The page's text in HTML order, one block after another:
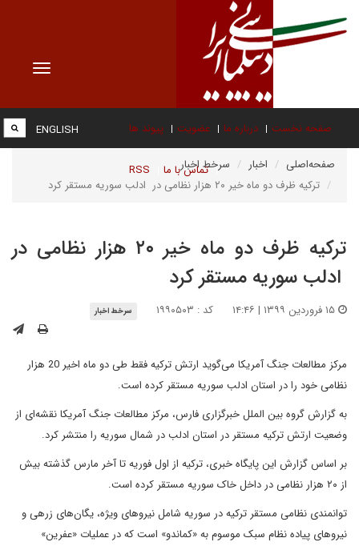
Toggle
صفحه نخست درباره ما عضویت پیوند ها
تماس با ما RSS
ENGLISH
صفحه‌اصلی اخبار
سرخط اخبار
ترکیه ظرف دو ماه خیر ۲۰ هزار نظامی در ادلب سوریه مستقر کرد
ترکیه ظرف دو ماه خیر ۲۰ هزار نظامی در
ادلب سوریه مستقر کرد
کد : ۱۹۹۰۵۰۳ سرخط اخبار
مرکز مطالعات جنگ آمریکا می‌گوید ارتش ترکیه فقط طی دو ماه اخیر 20 هزار
نظامی خود را در استان ادلب سوریه مستقر کرده است.
به گزارش گروه بین الملل خبرگزاری فارس، مرکز مطالعات جنگ آمریکا نقشه‌ای از
وضعیت ارتش ترکیه مستقر در استان ادلب در شمال سوریه را منتشر کرد.
بر اساس گزارش این پایگاه خبری، ترکیه از اول فوریه تا آخر مارس گذشته بیش
از ۲۰ هزار نظامی در داخل خاک سوریه مستقر کرده است.
توانمندی نظامی مستقر ترکیه در سوریه شامل نیروهای ویژه، یگان‌های زرهی و
نیروهای پیاده نظام سبک موسوم به «کماندو» است که در عملیات «عفرین»